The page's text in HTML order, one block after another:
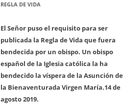
REGLA DE VIDA
El Señor puso el requisito para ser
publicada la Regla de Vida que fuera
bendecida por un obispo. Un obispo
español de la Iglesia católica la ha
bendecido la víspera de la Asunción de
la Bienaventurada Virgen María.14 de
agosto 2019.